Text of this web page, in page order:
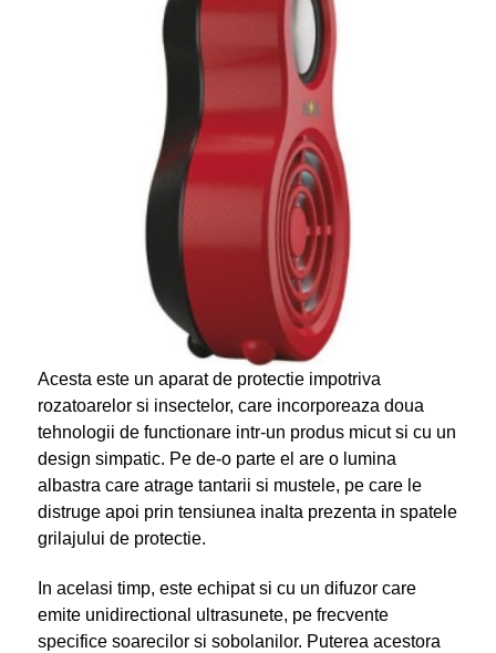
Acesta este un aparat de protectie impotriva
rozatoarelor si insectelor, care incorporeaza doua
tehnologii de functionare intr-un produs micut si cu un
design simpatic. Pe de-o parte el are o lumina
albastra care atrage tantarii si mustele, pe care le
distruge apoi prin tensiunea inalta prezenta in spatele
grilajului de protectie.
In acelasi timp, este echipat si cu un difuzor care
emite unidirectional ultrasunete, pe frecvente
specifice soarecilor si sobolanilor. Puterea acestora